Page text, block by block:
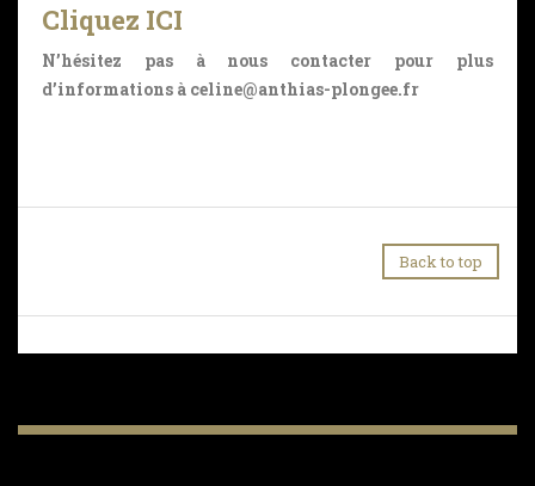
Cliquez ICI
N’hésitez pas à nous contacter pour plus
d’informations à celine@anthias-plongee.fr
Back to top